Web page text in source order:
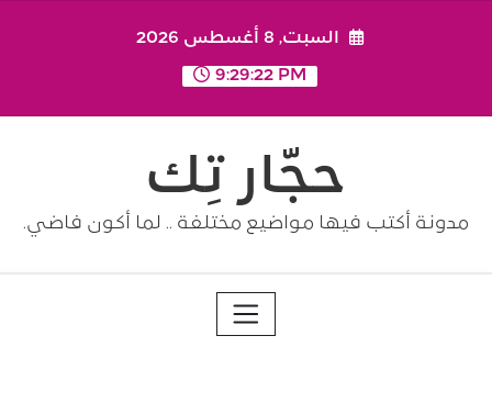
السبت, 8 أغسطس 2026
9:29:23 PM
حجّار تِك
مدونة أكتب فيها مواضيع مختلفة .. لما أكون فاضي.